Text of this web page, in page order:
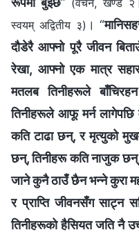
स्वयम् अद्वितीय ३) । “
दौडेरै आफ्‍नो पूरै जीवन
रेखा, आफ्नो एक मात्र
मतलब तिनीहरूले
तिनीहरूले आफू मर्न लागेपछि
कति टाढा छन्, र मृत्युको
छन्, तिनीहरू कति नाजुक
जाने कुनै ठाउँ छैन भन्‍ने कुरा
र प्राप्ति जीवनसँग साट्न
तिनीहरूको हैसियत जति नै